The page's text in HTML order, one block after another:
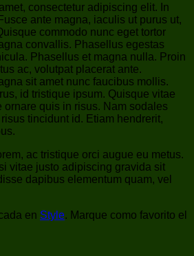
consectetur adipiscing elit. In
ante magna, iaculis ut purus ut,
commodo nunc eget tortor
convallis. Phasellus egestas
Phasellus et magna nulla. Proin
ac, volutpat placerat ante.
sit amet nunc faucibus mollis.
id tristique ipsum. Quisque vitae
ornare quis in risus. Nam sodales
tincidunt id. Etiam hendrerit,
ac tristique orci augue eu metus.
vitae justo adipiscing gravida sit
dapibus elementum quam, vel
en Style. Marque como favorito el